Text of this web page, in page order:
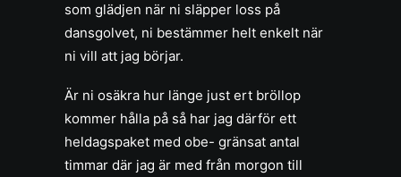
som glädjen när ni släpper loss på
dansgolvet, ni bestämmer helt enkelt när
ni vill att jag börjar.
Är ni osäkra hur länge just ert bröllop
kommer hålla på så har jag därför ett
heldagspaket med obe- gränsat antal
timmar där jag är med från morgon till